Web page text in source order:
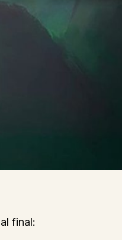
final: